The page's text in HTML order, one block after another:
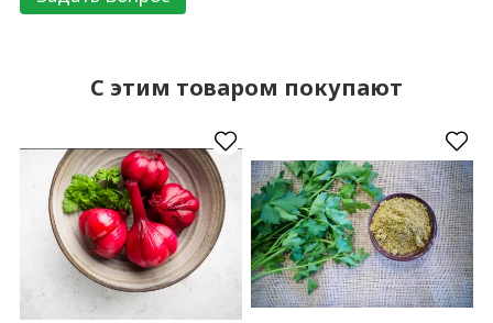
C этим товаром покупают